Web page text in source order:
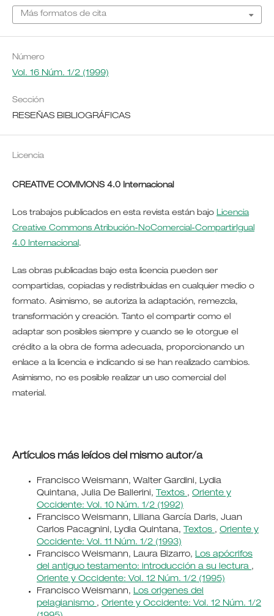
Más formatos de cita
Número
Vol. 16 Núm. 1/2 (1999)
Sección
RESEÑAS BIBLIOGRÁFICAS
Licencia
CREATIVE COMMONS 4.0 Internacional
Los trabajos publicados en esta revista están bajo Licencia
Creative Commons Atribución-NoComercial-CompartirIgual
4.0 Internacional.
Las obras publicadas bajo esta licencia pueden ser
compartidas, copiadas y redistribuidas en cualquier medio o
formato. Asimismo, se autoriza la adaptación, remezcla,
transformación y creación. Tanto el compartir como el
adaptar son posibles siempre y cuando se le otorgue el
crédito a la obra de forma adecuada, proporcionando un
enlace a la licencia e indicando si se han realizado cambios.
Asimismo, no es posible realizar un uso comercial del
material.
Artículos más leídos del mismo autor/a
Francisco Weismann, Walter Gardini, Lydia
Quintana, Julia De Ballerini, Textos , Oriente y
Occidente: Vol. 10 Núm. 1/2 (1992)
Francisco Weismann, Liliana García Daris, Juan
Carlos Pacagnini, Lydia Quintana, Textos , Oriente y
Occidente: Vol. 11 Núm. 1/2 (1993)
Francisco Weismann, Laura Bizarro, Los apócrifos
del antiguo testamento: introducción a su lectura ,
Oriente y Occidente: Vol. 12 Núm. 1/2 (1995)
Francisco Weismann, Los origenes del
pelagianismo , Oriente y Occidente: Vol. 12 Núm. 1/2